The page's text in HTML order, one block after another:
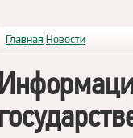
Главная Новости